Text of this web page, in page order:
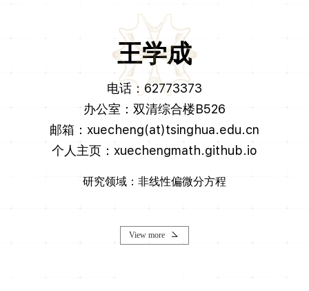
王学成
电话：62773373
办公室：双清综合楼B526
邮箱：xuecheng(at)tsinghua.edu.cn
个人主页：xuechengmath.github.io
研究领域：非线性偏微分方程
View more